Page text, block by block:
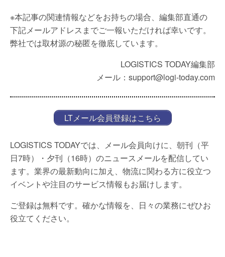
※本記事の関連情報などをお持ちの場合、編集部直通の
下記メールアドレスまでご一報いただければ幸いです。
弊社では取材源の秘匿を徹底しています。
LOGISTICS TODAY編集部
メール：support@logi-today.com
LTメール会員登録はこちら
LOGISTICS TODAYでは、メール会員向けに、朝刊（平
日7時）・夕刊（16時）のニュースメールを配信してい
ます。業界の最新動向に加え、物流に関わる方に役立つ
イベントや注目のサービス情報もお届けします。
ご登録は無料です。確かな情報を、日々の業務にぜひお
役立てください。